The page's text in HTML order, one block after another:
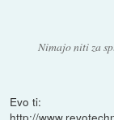
Nimajo niti za
Evo ti:
http://